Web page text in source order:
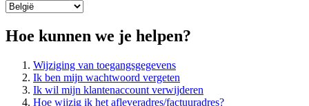
Hoe kunnen we je helpen?
Wijziging van toegangsgegevens
Ik ben mijn wachtwoord vergeten
Ik wil mijn klantenaccount verwijderen
Hoe wijzig ik het afleveradres/factuuradres?